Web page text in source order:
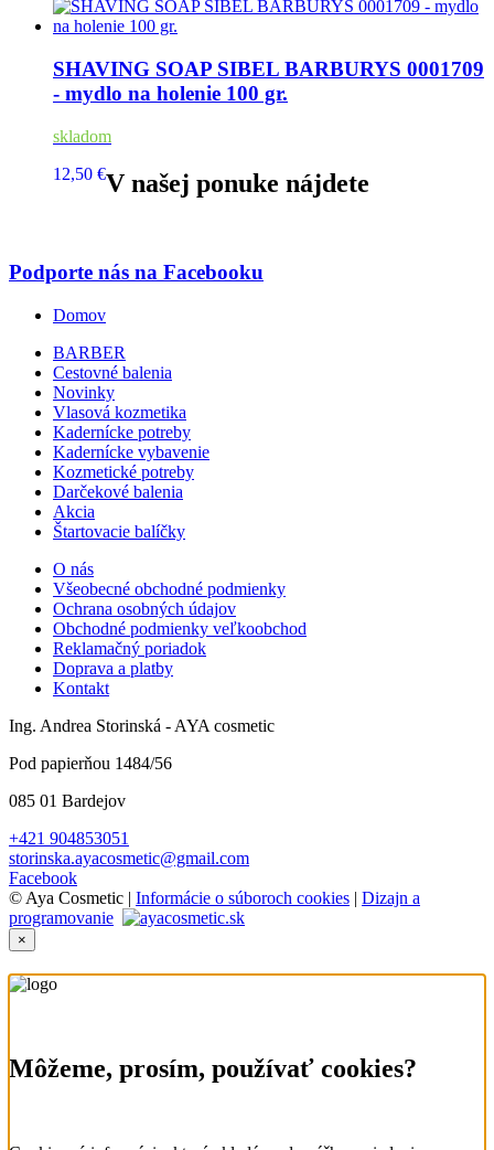
SHAVING SOAP SIBEL BARBURYS 0001709
- mydlo na holenie 100 gr.
skladom
12,50 €V našej ponuke nájdete
Podporte nás na Facebooku
Domov
BARBER
Cestovné balenia
Novinky
Vlasová kozmetika
Kadernícke potreby
Kadernícke vybavenie
Kozmetické potreby
Darčekové balenia
Akcia
Štartovacie balíčky
O nás
Všeobecné obchodné podmienky
Ochrana osobných údajov
Obchodné podmienky veľkoobchod
Reklamačný poriadok
Doprava a platby
Kontakt
Ing. Andrea Storinská - AYA cosmetic
Pod papierňou 1484/56
085 01 Bardejov
+421 904853051
storinska.ayacosmetic@gmail.com
Facebook
© Aya Cosmetic | Informácie o súboroch cookies | Dizajn a
programovanie
×
Môžeme, prosím, používať cookies?